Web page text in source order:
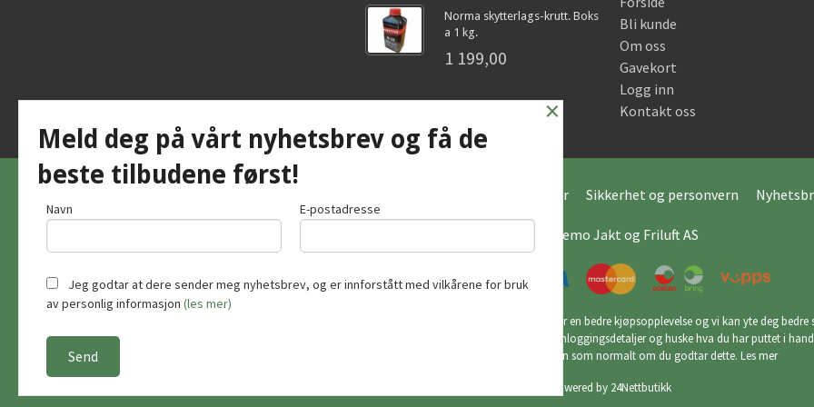
Norma skytterlags-krutt. Boks
a 1 kg.
1 199,00
Bli kunde
Om oss
Gavekort
Logg inn
Kontakt oss
Kjøpsbetingelser Sikkerhet og personvern
© Hagemo Jakt og Friluft AS
Vår nettbutikk bruker cookies slik at du får en bedre kjøpsopplevelse og vi kan yte deg bedre
bruker cookies hovedsaklig til å lagre innloggingsdetaljer og huske hva du har puttet i
din. Fortsett å bruke siden som normalt om du godtar dette. Les mer
Powered by 24Nettbutikk
×
Meld deg på vårt nyhetsbrev og få de
beste tilbudene først!
Navn E-postadresse
Jeg godtar at dere sender meg nyhetsbrev, og er innforstått med vilkårene for bruk
av personlig informasjon (les mer)